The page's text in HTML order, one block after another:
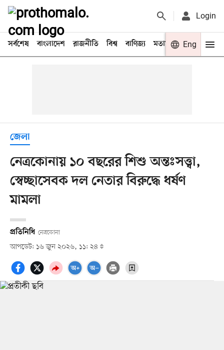
Login
সর্বশেষ বাংলাদেশ রাজনীতি বিশ্ব বাণিজ্য মতামত খেলা
Eng
জেলা
নেত্রকোনায় ১০ বছরের শিশু অন্তঃসত্ত্বা,
স্বেচ্ছাসেবক দল নেতার বিরুদ্ধে ধর্ষণ
মামলা
প্রতিনিধি নেত্রকোনা
আপডেট: ১৬ জুন ২০২৬, ১১: ২৪